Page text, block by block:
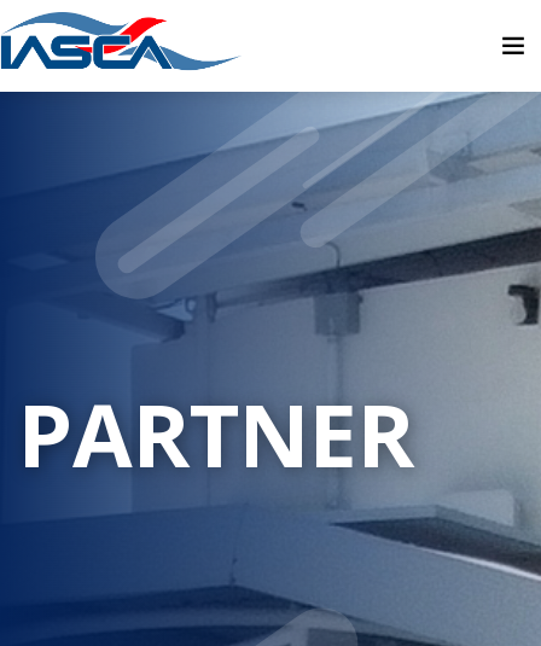
PARTNER